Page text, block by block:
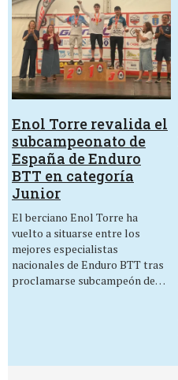
Enol Torre revalida el
subcampeonato de
España de Enduro
BTT en categoría
Junior
El berciano Enol Torre ha
vuelto a situarse entre los
mejores especialistas
nacionales de Enduro BTT tras
proclamarse subcampeón de…